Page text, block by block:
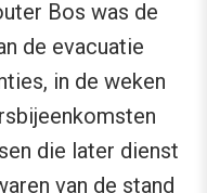
Bos was de
de evacuatie
in de weken
die later dienst
van de stand